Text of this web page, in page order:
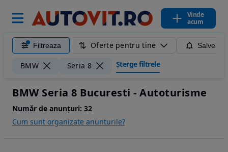
Vinde
acum
Filtreaza Oferte pentru tine
BMW Seria 8 Șterge filtrele
BMW Seria 8 Bucuresti - Autoturisme
Număr de anunțuri: 32
Cum sunt organizate anunturile?